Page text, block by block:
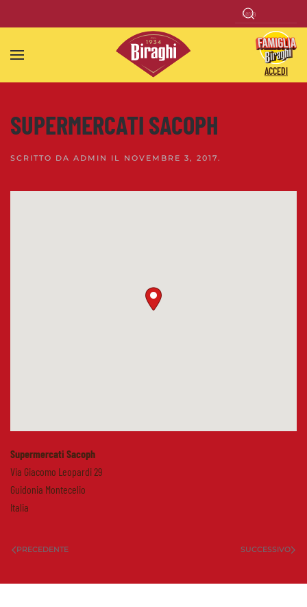
Skip to main content
ACCEDI
SUPERMERCATI SACOPH
SCRITTO DA ADMIN IL NOVEMBRE 3, 2017.
Supermercati Sacoph
Via Giacomo Leopardi 29
Guidonia Montecelio
Italia
PRECEDENTE SUCCESSIVO